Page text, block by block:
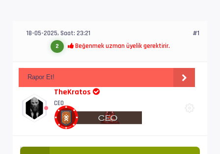
18-05-2025, Saat: 23:21
2 Beğenmek uzman üyelik gerektirir.
#1
Rapor Et!
TheKratos
CEO